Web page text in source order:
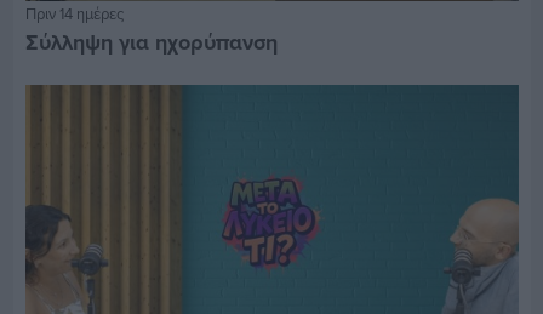
Πριν 14 ημέρες
Σύλληψη για ηχορύπανση